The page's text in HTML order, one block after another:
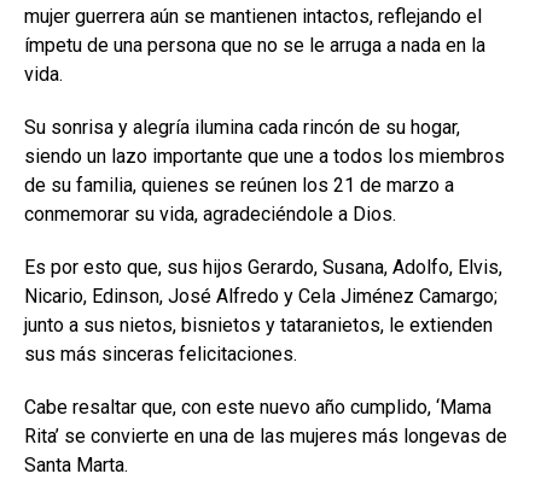
mujer guerrera aún se mantienen intactos, reflejando el
ímpetu de una persona que no se le arruga a nada en la
vida.
Su sonrisa y alegría ilumina cada rincón de su hogar,
siendo un lazo importante que une a todos los miembros
de su familia, quienes se reúnen los 21 de marzo a
conmemorar su vida, agradeciéndole a Dios.
Es por esto que, sus hijos Gerardo, Susana, Adolfo, Elvis,
Nicario, Edinson, José Alfredo y Cela Jiménez Camargo;
junto a sus nietos, bisnietos y tataranietos, le extienden
sus más sinceras felicitaciones.
Cabe resaltar que, con este nuevo año cumplido, ‘Mama
Rita’ se convierte en una de las mujeres más longevas de
Santa Marta.